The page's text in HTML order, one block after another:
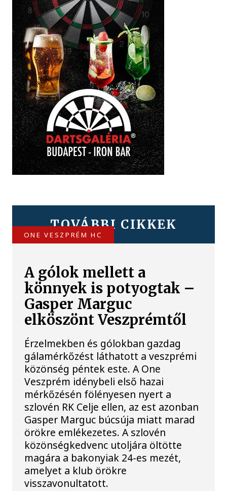
TOVÁBBI CIKKEK
ONE VESZPRÉM HC
A gólok mellett a
könnyek is potyogtak –
Gasper Marguc
elköszönt Veszprémtől
Érzelmekben és gólokban gazdag
gálamérkőzést láthatott a veszprémi
közönség péntek este. A One
Veszprém idénybeli első hazai
mérkőzésén fölényesen nyert a
szlovén RK Celje ellen, az est azonban
Gasper Marguc búcsúja miatt marad
örökre emlékezetes. A szlovén
közönségkedvenc utoljára öltötte
magára a bakonyiak 24-es mezét,
amelyet a klub örökre
visszavonultatott.